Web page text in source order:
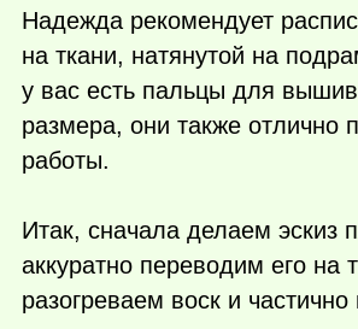
Надежда рекомендует
на ткани, натянутой на
у вас есть пальцы для
размера, они также отлично
работы.
Итак, сначала делаем эскиз
аккуратно переводим его на
разогреваем воск и